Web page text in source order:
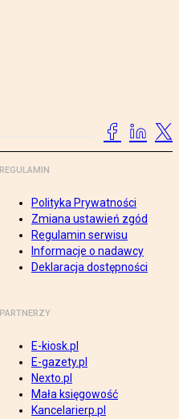
REGULAMIN
Polityka Prywatności
Zmiana ustawień zgód
Regulamin serwisu
Informacje o nadawcy
Deklaracja dostępności
PARTNERZY
E-kiosk.pl
E-gazety.pl
Nexto.pl
Mała księgowość
Kancelarierp.pl